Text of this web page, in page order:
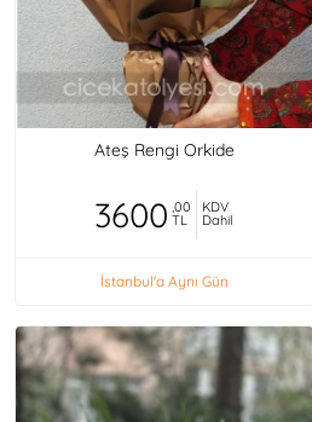
Ateş Rengi Orkide
3600 ,00
TL
KDV
Dahil
İstanbul'a Aynı Gün